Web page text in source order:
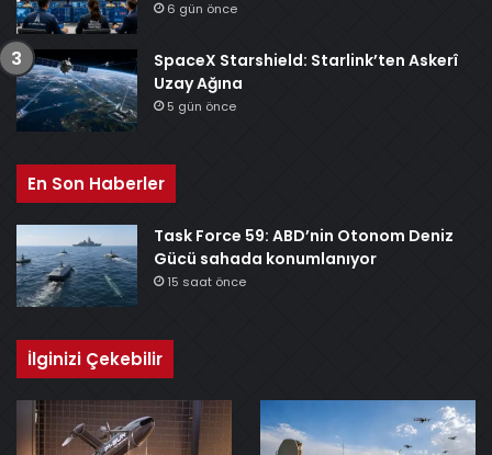
6 gün önce
SpaceX Starshield: Starlink’ten Askerî
Uzay Ağına
5 gün önce
En Son Haberler
Task Force 59: ABD’nin Otonom Deniz
Gücü sahada konumlanıyor
15 saat önce
İlginizi Çekebilir